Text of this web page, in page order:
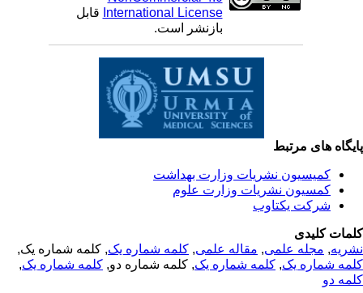
International Licenseقابل
بازنشر است.
های مرتبط
کمیسیون نشریات وزارت بهداشت
کمسیون نشریات وزارت علوم
شرکت یکتاوب
کلیدی
,مجله علمی, مقاله علمی, کلمه شماره یک, کلمه شماره یک,
شماره یک,کلمه شماره یک, کلمه شماره دو,کلمه شماره یک,
دو